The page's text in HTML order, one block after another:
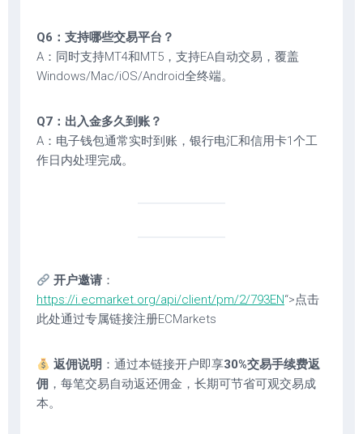
Q6：支持哪些交易平台？
A：同时支持MT4和MT5，支持EA自动交易，覆盖
Windows/Mac/iOS/Android全终端。
Q7：出入金多久到账？
A：电子钱包通常实时到账，银行电汇和信用卡1个工
作日内处理完成。
开户邀请 ：
https://i.ecmarket.org/api/client/pm/2/793EN“>点击
此处通过专属链接注册ECMarkets
返佣说明 ：通过本链接开户即享30%交易手续费返
佣 ，每笔交易自动返还佣金，长期可节省可观交易成
本。